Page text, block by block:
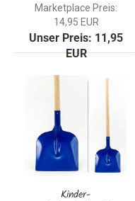
Marketplace Preis:
14,95 EUR
Unser Preis: 11,95
EUR
Kinder-